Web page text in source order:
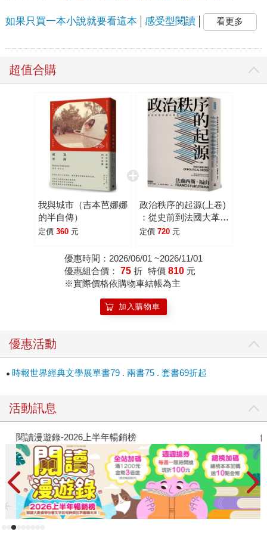
如果只買一本小說就要看這本 感受型閱讀 看更多
超值合購
我與城市（吉本芭娜娜
的半自傳）
定價 360 元
政治秩序的起源(上卷)
：從史前到法國大革命
(全新修訂校對版)
定價 720 元
優惠時間：2026/06/01 ~2026/11/01
優惠組合價： 75 折 特價 810 元
※實際價格依購物車結帳為主
加入購物車
優惠活動
時報世界經典文學展單書79 . 兩書75 . 套書69折起
活動訊息
閱讀漫遊錄-2026上半年暢銷榜